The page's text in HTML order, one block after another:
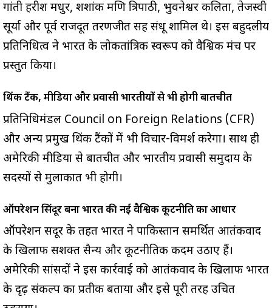
गांती हरीश मधुर, शशांक मणि त्रिपाठी, भुवनेश्वर कलिता, तेजस्वी
सूर्या और पूर्व राजदूत तरणजीत सिंह संधू शामिल थे। इस बहुदलीय
प्रतिनिधित्व ने भारत के लोकतांत्रिक स्वरूप को वैश्विक मंच पर
प्रस्तुत किया।
थिंक टैंक, मीडिया और प्रवासी भारतीयों से भी होगी बातचीत
प्रतिनिधिमंडल Council on Foreign Relations (CFR)
और अन्य प्रमुख थिंक टैंकों में भी विचार-विमर्श करेगा। साथ ही
अमेरिकी मीडिया से बातचीत और भारतीय प्रवासी समुदाय के
सदस्यों से मुलाकात भी होगी।
ऑपरेशन सिंदूर बना भारत की नई वैश्विक कूटनीति का आधार
ऑपरेशन सिंदूर के तहत भारत ने पाकिस्तान समर्थित आतंकवाद
के खिलाफ सशक्त सैन्य और कूटनीतिक कदम उठाए हैं।
अमेरिकी सांसदों ने इस कार्रवाई को आतंकवाद के खिलाफ भारत
के दृढ़ संकल्प का प्रतीक बताया और इसे पूरी तरह उचित